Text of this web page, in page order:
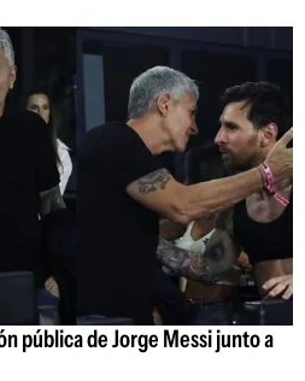
pública de Jorge Messi junto a